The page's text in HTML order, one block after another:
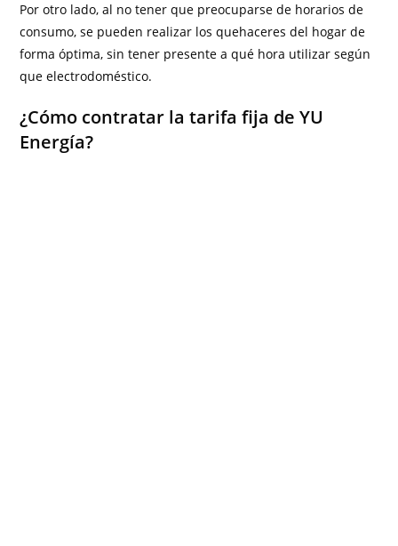
Por otro lado, al no tener que preocuparse de horarios de
consumo, se pueden realizar los quehaceres del hogar de
forma óptima, sin tener presente a qué hora utilizar según
que electrodoméstico.
¿Cómo contratar la tarifa fija de YU
Energía?